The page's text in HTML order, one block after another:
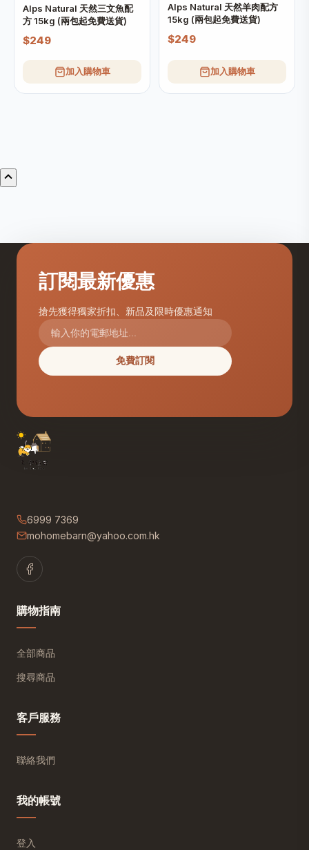
Alps Natural 天然三文魚配
方 15kg (兩包起免費送貨)
$249
加入購物車
Alps Natural 天然羊肉配方
15kg (兩包起免費送貨)
$249
加入購物車
訂閱最新優惠
搶先獲得獨家折扣、新品及限時優惠通知
免費訂閱
6999 7369
mohomebarn@yahoo.com.hk
購物指南
全部商品
搜尋商品
客戶服務
聯絡我們
我的帳號
登入